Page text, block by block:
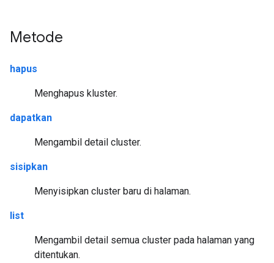
Metode
hapus
Menghapus kluster.
dapatkan
Mengambil detail cluster.
sisipkan
Menyisipkan cluster baru di halaman.
list
Mengambil detail semua cluster pada halaman yang
ditentukan.